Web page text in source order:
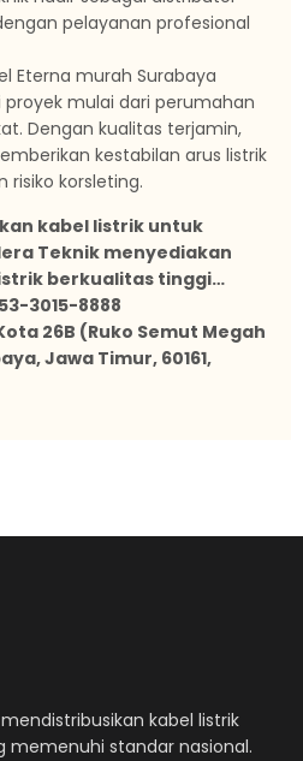
pelayanan profesional
Eterna murah Surabaya
mulai dari perumahan
Dengan kualitas terjamin,
kestabilan arus listrik
risiko korsleting.
kabel listrik untuk
Teknik menyediakan
berkualitas tinggi…
3015-8888
26B (Ruko Semut Megah
Jawa Timur, 60161,
kabel listrik
memenuhi standar nasional.